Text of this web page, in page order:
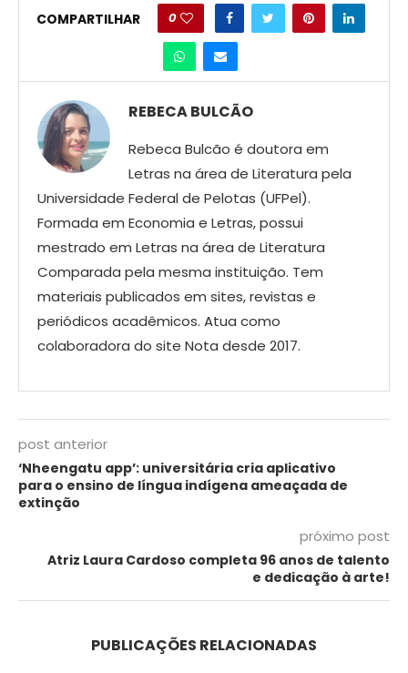
COMPARTILHAR 0
REBECA BULCÃO
Rebeca Bulcão é doutora em
Letras na área de Literatura pela
Universidade Federal de Pelotas (UFPel).
Formada em Economia e Letras, possui
mestrado em Letras na área de Literatura
Comparada pela mesma instituição. Tem
materiais publicados em sites, revistas e
periódicos acadêmicos. Atua como
colaboradora do site Nota desde 2017.
post anterior
‘Nheengatu app’: universitária cria aplicativo
para o ensino de língua indígena ameaçada de
extinção
próximo post
Atriz Laura Cardoso completa 96 anos de talento
e dedicação à arte!
PUBLICAÇÕES RELACIONADAS